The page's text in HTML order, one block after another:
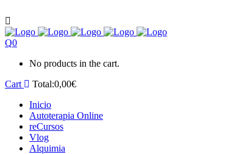
0
No products in the cart.
Cart
Total:0,00€
Inicio
Autoterapia Online
reCursos
Vlog
Alquimia